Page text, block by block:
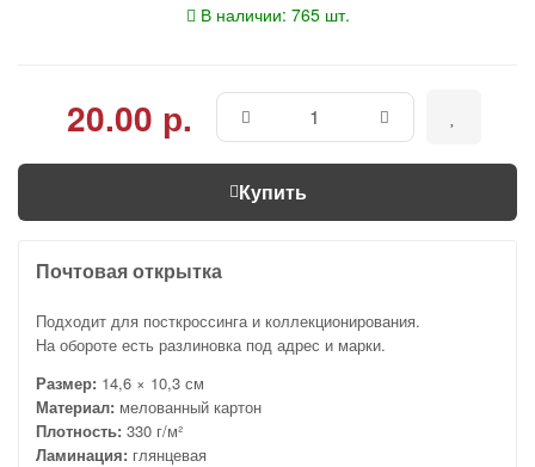
В наличии: 765 шт.
20.00 р.
Купить
Почтовая открытка
Подходит для посткроссинга и коллекционирования.
На обороте есть разлиновка под адрес и марки.
Размер: 14,6 × 10,3 см
Материал: мелованный картон
Плотность: 330 г/м²
Ламинация: глянцевая